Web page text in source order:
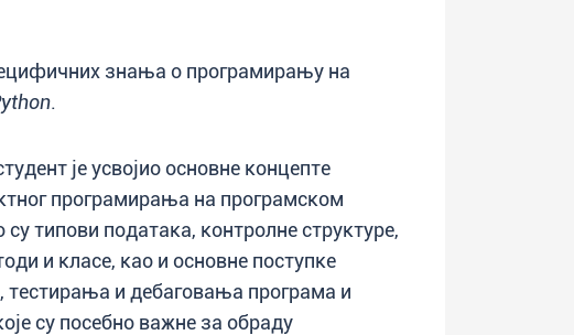
знања о програмирању на
.
је усвојио основне концепте
програмирања на програмском
су типови података, контролне структуре,
и класе, као и основне поступке
и дебаговања програма и
су посебно важне за обраду